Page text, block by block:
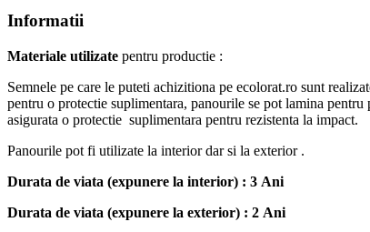
Informatii
Materiale utilizate pentru productie :
Semnele pe care le puteti achizitiona pe ecolorat.ro sunt
pentru o protectie suplimentara, panourile se pot lamina
asigurata o protectie suplimentara pentru rezistenta la impact.
Panourile pot fi utilizate la interior dar si la exterior .
Durata de viata (expunere la interior) : 3 Ani
Durata de viata (expunere la exterior) : 2 Ani